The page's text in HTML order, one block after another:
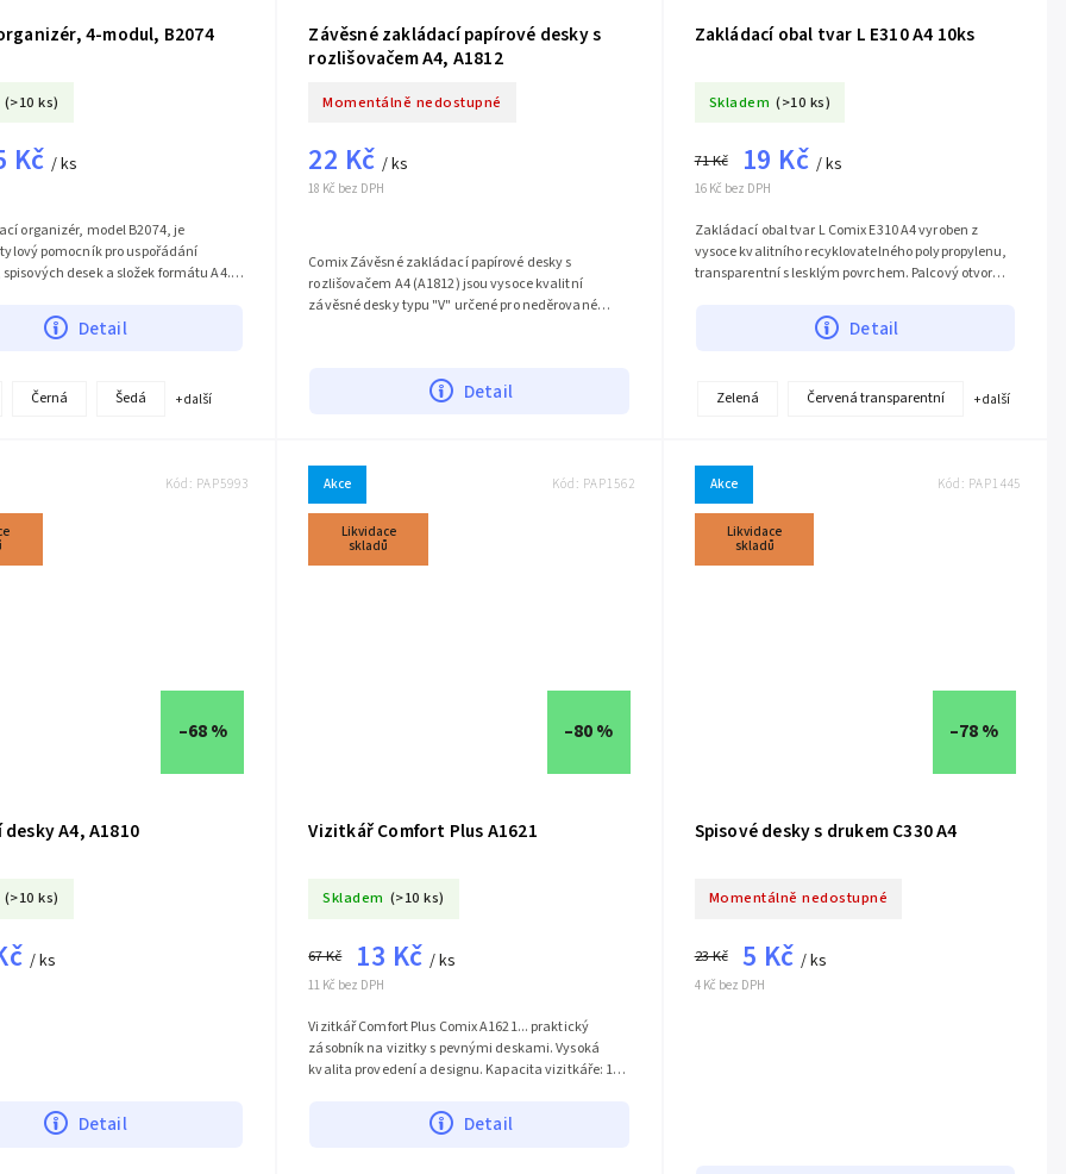
4-modul, B2074
(>10 ks)
Kč / ks
Detail
organizér, model B2074, je
pomocník pro uspořádání
desek a složek formátu A4.
Černá Šedá + další
Závěsné zakládací papírové desky s
rozlišovačem A4, A1812
Momentálně nedostupné
18 Kč bez DPH
22 Kč/ ks
Detail
Comix Závěsné zakládací papírové desky s
rozlišovačem A4 (A1812) jsou vysoce kvalitní
závěsné desky typu "V" určené pro neděrované
Zakládací obal tvar L E310 A4 10ks
Skladem (>10 ks)
16 Kč bez DPH
71 Kč 19 Kč / ks
Detail
Zakládací obal tvar L Comix E310 A4 vyroben z
vysoce kvalitního recyklovatelného polypropylenu,
transparentní s lesklým povrchem. Palcový otvor
Zelená Červená transparentní + další
–68 %
A4, A1810
(>10 ks)
/ ks
Detail
Kód: PAP5993 Akce
Likvidace
skladů
–80 %
Vizitkář Comfort Plus A1621
Skladem (>10 ks)
11 Kč bez DPH
67 Kč 13 Kč/ ks
Detail
Vizitkář Comfort Plus Comix A1621... praktický
zásobník na vizitky s pevnými deskami. Vysoká
kvalita provedení a designu. Kapacita vizitkáře: 120
Kód: PAP1562 Akce
Likvidace
skladů
–78 %
Spisové desky s drukem C330 A4
Momentálně nedostupné
4 Kč bez DPH
23 Kč 5 Kč/ ks
Kód: PAP1445